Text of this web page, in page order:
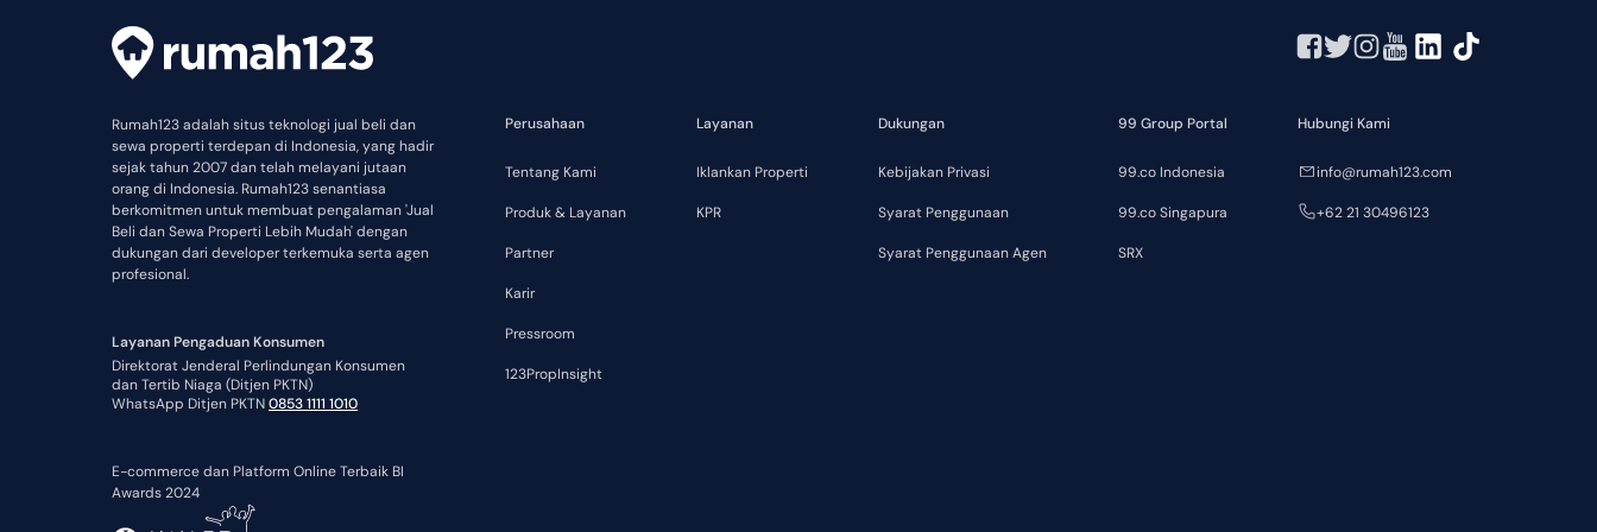
Rumah123 adalah situs teknologi jual beli dan
sewa properti terdepan di Indonesia, yang hadir
sejak tahun 2007 dan telah melayani jutaan
orang di Indonesia. Rumah123 senantiasa
berkomitmen untuk membuat pengalaman 'Jual
Beli dan Sewa Properti Lebih Mudah' dengan
dukungan dari developer terkemuka serta agen
profesional.
Layanan Pengaduan Konsumen
Direktorat Jenderal Perlindungan Konsumen
dan Tertib Niaga (Ditjen PKTN)
WhatsApp Ditjen PKTN0853 1111 1010
E-commerce dan Platform Online Terbaik BI
Awards 2024
Perusahaan
Tentang Kami
Produk & Layanan
Partner
Karir
Pressroom
123PropInsight
Layanan
Iklankan Properti
KPR
Dukungan
Kebijakan Privasi
Syarat Penggunaan
Syarat Penggunaan Agen
99 Group Portal
99.co Indonesia
99.co Singapura
SRX
Hubungi Kami
info@rumah123.com
+62 21 30496123